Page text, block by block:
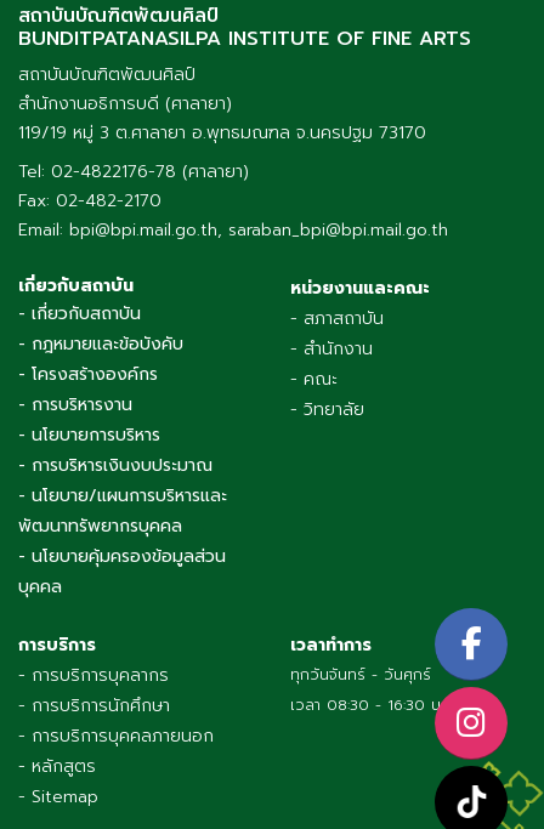
สถาบันบัณฑิตพัฒนศิลป์
BUNDITPATANASILPA INSTITUTE OF FINE ARTS
สถาบันบัณฑิตพัฒนศิลป์
สำนักงานอธิการบดี (ศาลายา)
119/19 หมู่ 3 ต.ศาลายา อ.พุทธมณฑล จ.นครปฐม 73170
Tel: 02-4822176-78 (ศาลายา)
Fax: 02-482-2170
Email: bpi@bpi.mail.go.th, saraban_bpi@bpi.mail.go.th
เกี่ยวกับสถาบัน
- เกี่ยวกับสถาบัน
- กฎหมายและข้อบังคับ
- โครงสร้างองค์กร
- การบริหารงาน
- นโยบายการบริหาร
- การบริหารเงินงบประมาณ
- นโยบาย/แผนการบริหารและ
พัฒนาทรัพยากรบุคคล
- นโยบายคุ้มครองข้อมูลส่วน
บุคคล
หน่วยงานและคณะ
- สภาสถาบัน
- สำนักงาน
- คณะ
- วิทยาลัย
การบริการ
- การบริการบุคลากร
- การบริการนักศึกษา
- การบริการบุคคลภายนอก
- หลักสูตร
- Sitemap
เวลาทำการ
ทุกวันจันทร์ - วันศุกร์
เวลา 08:30 - 16:30 น.